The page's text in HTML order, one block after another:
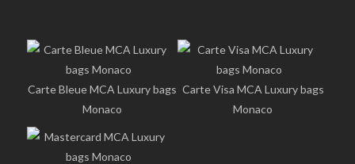
Carte Bleue MCA Luxury bags
Monaco
Carte Visa MCA Luxury bags
Monaco